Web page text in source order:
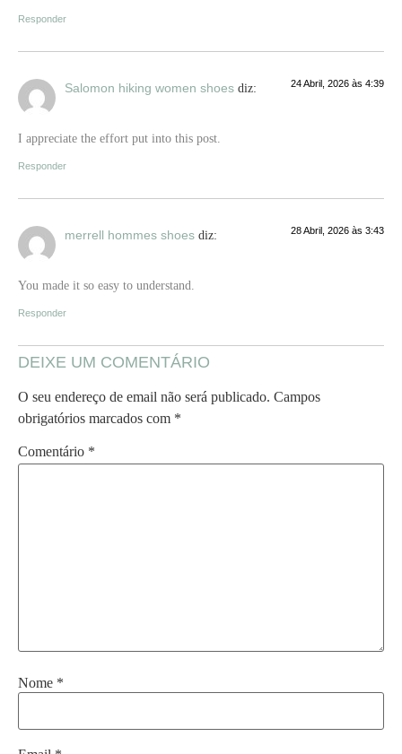
Responder
Salomon hiking women shoes diz: 24 Abril, 2026 às 4:39
I appreciate the effort put into this post.
Responder
merrell hommes shoes diz: 28 Abril, 2026 às 3:43
You made it so easy to understand.
Responder
DEIXE UM COMENTÁRIO
O seu endereço de email não será publicado. Campos
obrigatórios marcados com *
Comentário *
Nome *